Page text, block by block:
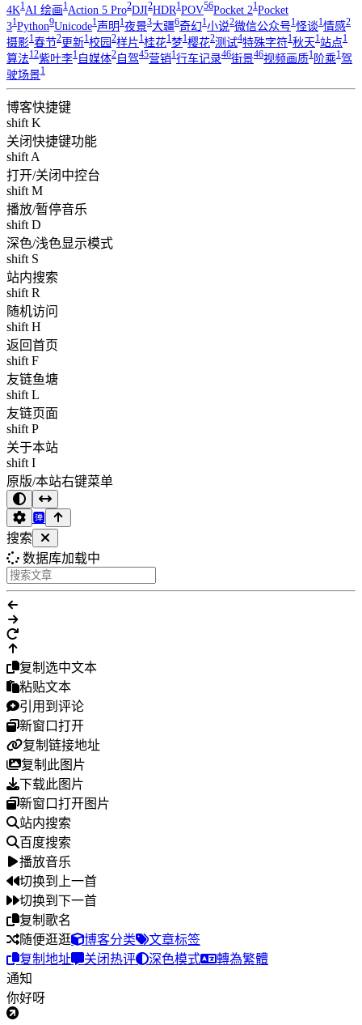
4K1AI 绘画1Action 5 Pro2DJI2HDR1POV56Pocket 21Pocket
31Python9Unicode1声明 1夜景3大疆6奇幻1小说2微信公众号1怪谈1情感2
摄影1春节2更新1校园2样片1桂花1梦1樱花2测试4特殊字符1秋天1站点1
算法12紫叶李1自媒体2自驾45营销1行车记录46街景46视频画质1阶乘1驾
驶场景1
博客快捷键
shift K
关闭快捷键功能
shift A
打开/关闭中控台
shift M
播放/暂停音乐
shift D
深色/浅色显示模式
shift S
站内搜索
shift R
随机访问
shift H
返回首页
shift F
友链鱼塘
shift L
友链页面
shift P
关于本站
shift I
原版/本站右键菜单
搜索
数据库加载中
复制选中文本
粘贴文本
引用到评论
新窗口打开
复制链接地址
复制此图片
下载此图片
新窗口打开图片
站内搜索
百度搜索
播放音乐
切换到上一首
切换到下一首
复制歌名
随便逛逛
博客分类
文章标签
复制地址
关闭热评 深色模式
轉為繁體
通知
你好呀